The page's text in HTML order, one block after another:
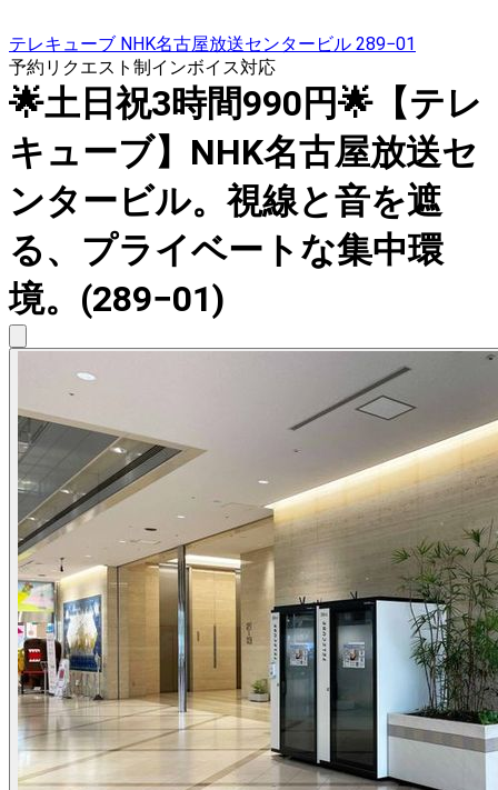
テレキューブ NHK名古屋放送センタービル 289−01
予約リクエスト制インボイス対応
🌟土日祝3時間990円🌟【テレ
キューブ】NHK名古屋放送セ
ンタービル。視線と音を遮
る、プライベートな集中環
境。(289−01)